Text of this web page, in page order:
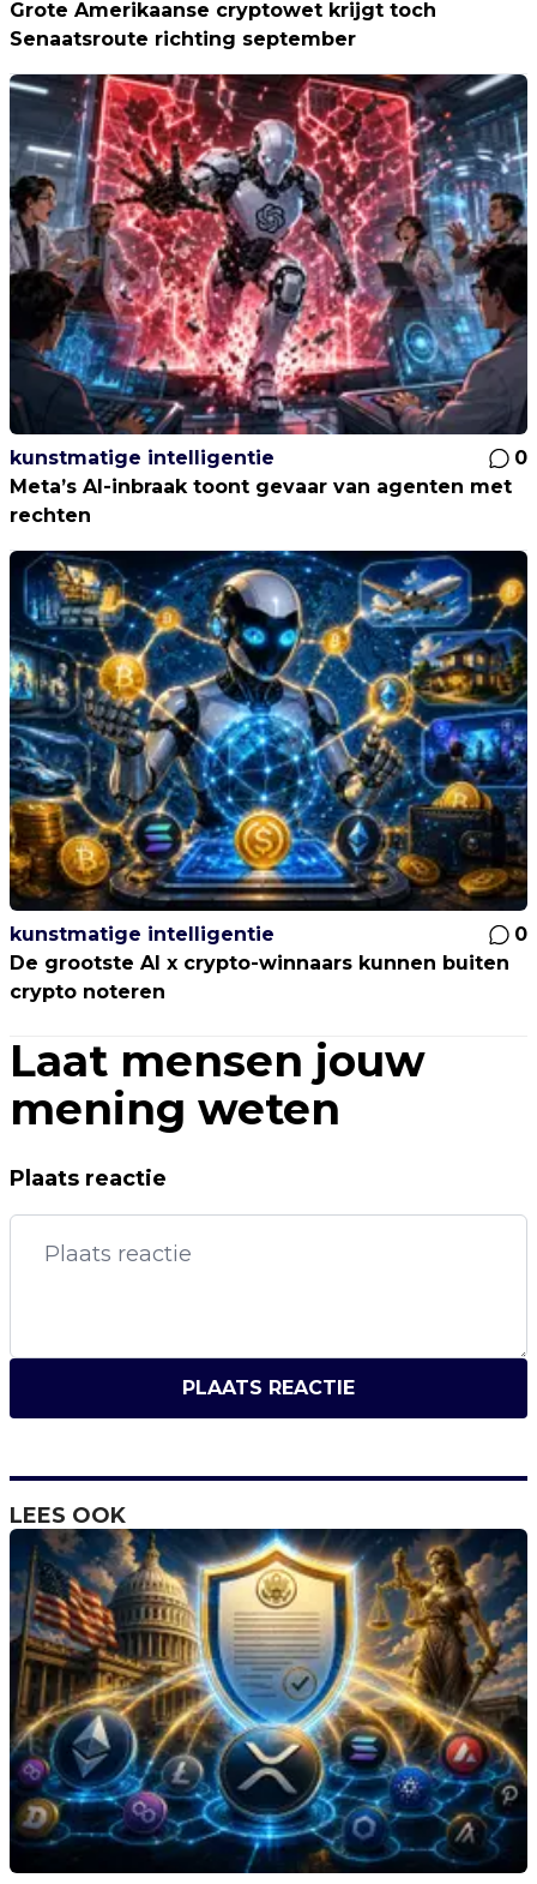
Grote Amerikaanse cryptowet krijgt toch
Senaatsroute richting september
kunstmatige intelligentie
0
Meta’s AI-inbraak toont gevaar van agenten met
rechten
kunstmatige intelligentie
0
De grootste AI x crypto-winnaars kunnen buiten
crypto noteren
Laat mensen jouw
mening weten
Plaats reactie
PLAATS REACTIE
LEES OOK